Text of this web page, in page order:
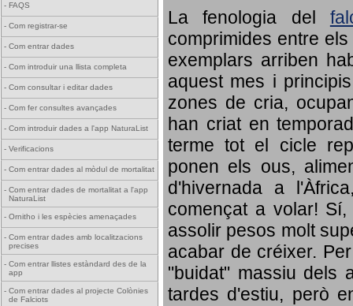
- FAQS
- Com registrar-se
- Com entrar dades
- Com introduir una llista completa
- Com consultar i editar dades
- Com fer consultes avançades
- Com introduir dades a l'app NaturaList
- Verificacions
- Com entrar dades al mòdul de mortalitat
- Com entrar dades de mortalitat a l'app
NaturaList
- Ornitho i les espècies amenaçades
- Com entrar dades amb localitzacions
precises
- Com entrar llistes estàndard des de la
app
- Com entrar dades al projecte Colònies
de Falciots
La fenologia del
comprimides entre
exemplars arriben
aquest mes i
zones de cria,
han criat en
terme tot el cicle
ponen els ous,
d'hivernada a
començat a volar!
assolir pesos molt
acabar de créixer.
"buidat" massiu dels
tardes d'estiu, però